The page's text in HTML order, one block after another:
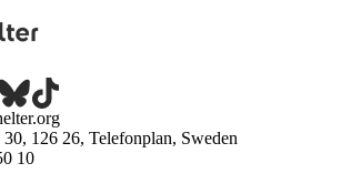
126 26, Telefonplan, Sweden
10